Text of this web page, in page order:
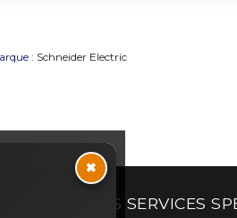
: Schneider Electric
×
NOS SERVICES